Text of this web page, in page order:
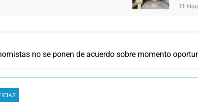
11 Horas Atrás
no se ponen de acuerdo sobre momento